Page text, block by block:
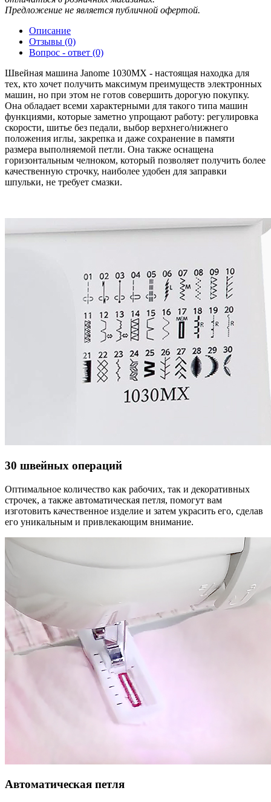
Предложение не является публичной офертой.
Описание
Отзывы (0)
Вопрос - ответ (0)
Швейная машина Janome 1030MX - настоящая находка для
тех, кто хочет получить максимум преимуществ электронных
машин, но при этом не готов совершить дорогую покупку.
Она обладает всеми характерными для такого типа машин
функциями, которые заметно упрощают работу: регулировка
скорости, шитье без педали, выбор верхнего/нижнего
положения иглы, закрепка и даже сохранение в памяти
размера выполняемой петли. Она также оснащена
горизонтальным челноком, который позволяет получить более
качественную строчку, наиболее удобен для заправки
шпульки, не требует смазки.
30 швейных операций
Оптимальное количество как рабочих, так и декоративных
строчек, а также автоматическая петля, помогут вам
изготовить качественное изделие и затем украсить его, сделав
его уникальным и привлекающим внимание.
Автоматическая петля